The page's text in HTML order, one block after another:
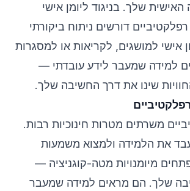
האישית שלך. בניגוד ליומן אישי
דורשים ניתוח ביקורתי
אישי למושגים, לקריאות או למסגרות
למידה שמעבר לידע עובדתי —
שינו את דרך החשיבה שלך.
משרתים מטרות חינוכיות רבות.
את הלמידה ולמצוא משמעות
מיומנויות מטה-קוגניציה —
שלך. הם מראים למידה שמעבר